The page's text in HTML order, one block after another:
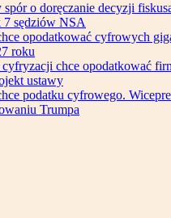
spór o doręczanie decyzji
7 sędziów NSA
opodatkować cyfrowych
roku
cyfryzacji chce opodatkować
ustawy
podatku cyfrowego.
Trumpa